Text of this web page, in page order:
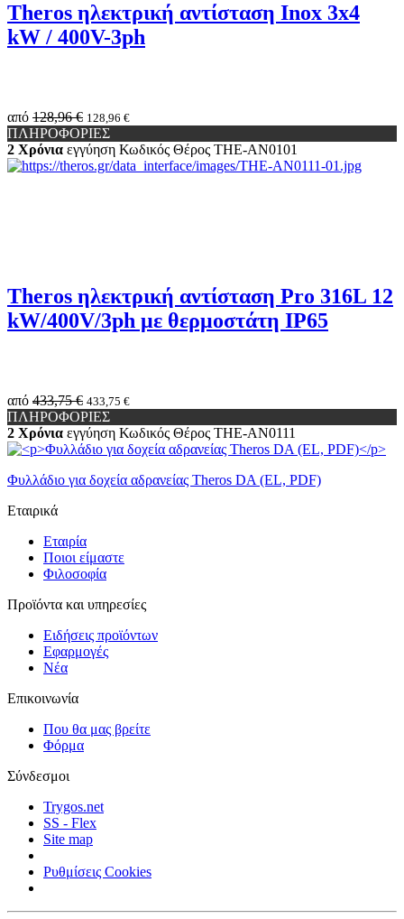
Theros ηλεκτρική αντίσταση Inox 3x4
kW / 400V-3ph
από 128,96 € 128,96 €
ΠΛΗΡΟΦΟΡΙΕΣ
2 Χρόνια εγγύηση Κωδικός Θέρος THE-AN0101
Theros ηλεκτρική αντίσταση Pro 316L 12
kW/400V/3ph με θερμοστάτη IP65
από 433,75 € 433,75 €
ΠΛΗΡΟΦΟΡΙΕΣ
2 Χρόνια εγγύηση Κωδικός Θέρος THE-AN0111
Φυλλάδιο για δοχεία αδρανείας Theros DA (EL, PDF)
Εταιρικά
Εταιρία
Ποιοι είμαστε
Φιλοσοφία
Προϊόντα και υπηρεσίες
Ειδήσεις προϊόντων
Εφαρμογές
Νέα
Επικοινωνία
Που θα μας βρείτε
Φόρμα
Σύνδεσμοι
Trygos.net
SS - Flex
Site map
Ρυθμίσεις Cookies